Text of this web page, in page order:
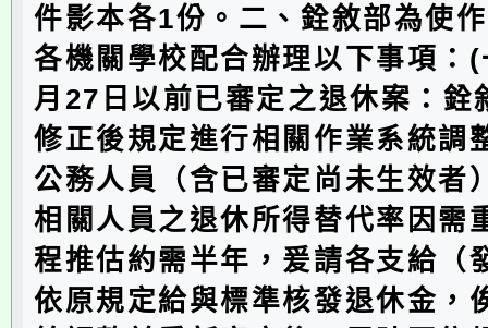
件影本各1份。二、銓敘部為使
各機關學校配合辦理以下事項：
月27日以前已審定之退休案：銓
修正後規定進行相關作業系統調
公務人員（含已審定尚未生效者
相關人員之退休所得替代率因需
程推估約需半年，爰請各支給（
依原規定給與標準核發退休金，